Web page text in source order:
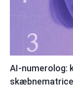
AI-numerolog: